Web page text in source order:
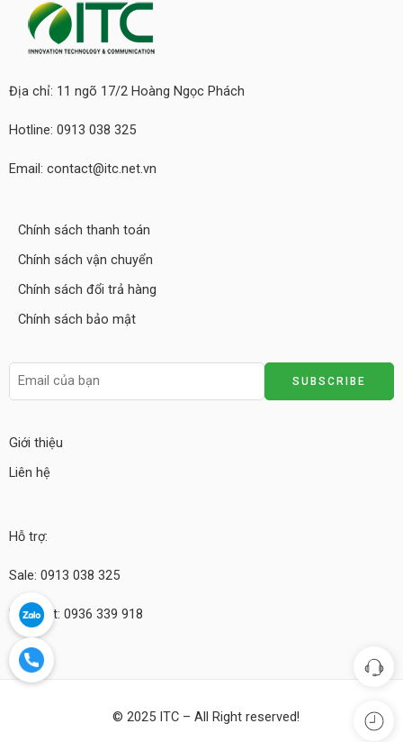
Địa chỉ: 11 ngõ 17/2 Hoàng Ngọc Phách
Hotline: 0913 038 325
Email: contact@itc.net.vn
Chính sách thanh toán
Chính sách vận chuyển
Chính sách đổi trả hàng
Chính sách bảo mật
Giới thiệu
Liên hệ
Hỗ trợ:
Sale: 0913 038 325
Kỹ thuật: 0936 339 918
© 2025 ITC – All Right reserved!